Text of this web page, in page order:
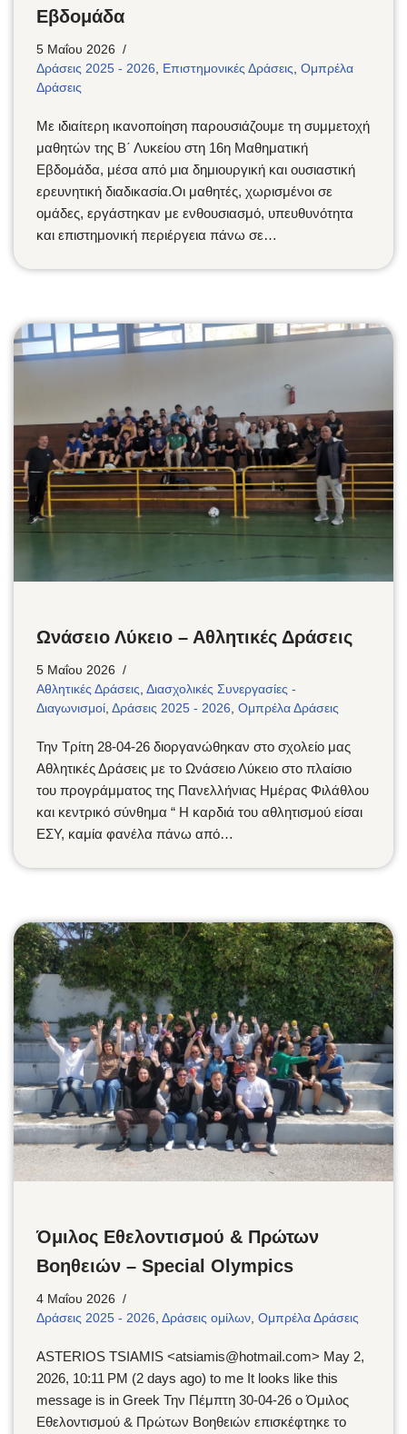
Εβδομάδα
5 Μαΐου 2026
Δράσεις 2025 - 2026, Επιστημονικές Δράσεις, Ομπρέλα
Δράσεις
Με ιδιαίτερη ικανοποίηση παρουσιάζουμε τη συμμετοχή
μαθητών της Β΄ Λυκείου στη 16η Μαθηματική
Εβδομάδα, μέσα από μια δημιουργική και ουσιαστική
ερευνητική διαδικασία.Οι μαθητές, χωρισμένοι σε
ομάδες, εργάστηκαν με ενθουσιασμό, υπευθυνότητα
και επιστημονική περιέργεια πάνω σε…
Ωνάσειο Λύκειο – Αθλητικές Δράσεις
5 Μαΐου 2026
Αθλητικές Δράσεις, Διασχολικές Συνεργασίες -
Διαγωνισμοί, Δράσεις 2025 - 2026, Ομπρέλα Δράσεις
Την Τρίτη 28-04-26 διοργανώθηκαν στο σχολείο μας
Αθλητικές Δράσεις με το Ωνάσειο Λύκειο στο πλαίσιο
του προγράμματος της Πανελλήνιας Ημέρας Φιλάθλου
και κεντρικό σύνθημα “ Η καρδιά του αθλητισμού είσαι
ΕΣΥ, καμία φανέλα πάνω από…
Όμιλος Εθελοντισμού & Πρώτων
Βοηθειών – Special Olympics
4 Μαΐου 2026
Δράσεις 2025 - 2026 Δράσεις ομίλων Ομπρέλα Δράσεις
‪‪‪‪‪‪‪ASTERIOS TSIAMIS‬‬‬‬‬‬‬ <atsiamis@hotmail.com> May 2,
2026, 10:11 PM (2 days ago) to me It looks like this
message is in Greek Την Πέμπτη 30-04-26 ο Όμιλος
Εθελοντισμού & Πρώτων Βοηθειών επισκέφτηκε το